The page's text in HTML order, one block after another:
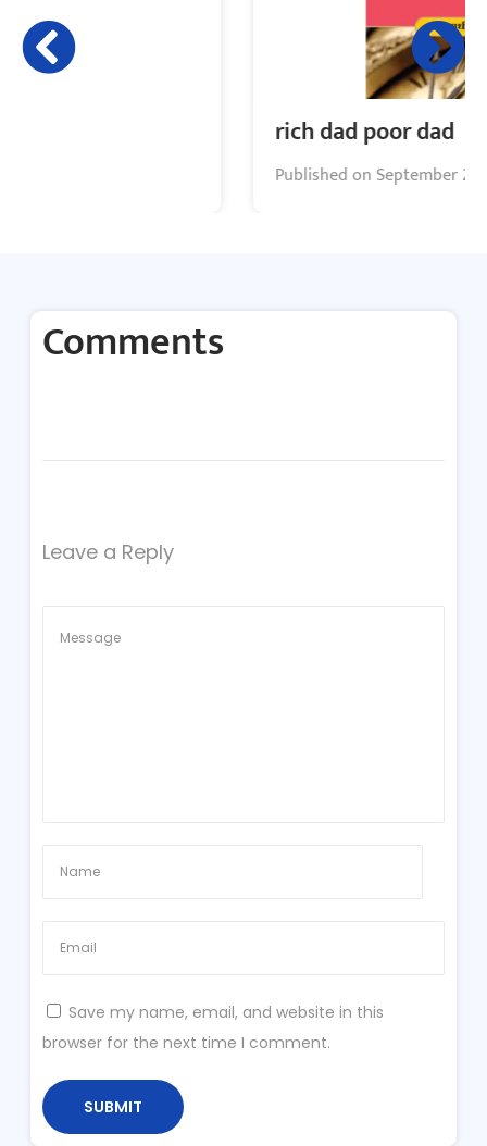
September 27, 2025
Comments
Leave a Reply
Save my name, email, and website in this
browser for the next time I comment.